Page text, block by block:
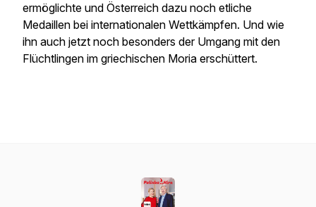
ermöglichte und Österreich dazu noch etliche
Medaillen bei internationalen Wettkämpfen. Und wie
ihn auch jetzt noch besonders der Umgang mit den
Flüchtlingen im griechischen Moria erschüttert.